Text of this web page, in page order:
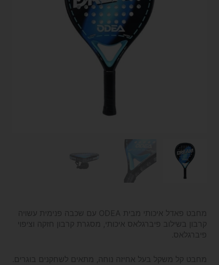
מחבט פאדל איכותי מבית ODEA עם
שכבה פנימית עשויה
קרבון בשילוב פיברגלאס איכותי, מסגרת קרבון חזקה וציפוי
פיברגלאס.
מחבט קל משקל בעל אחיזה נוחה, מתאים לשחקנים בוגרים.